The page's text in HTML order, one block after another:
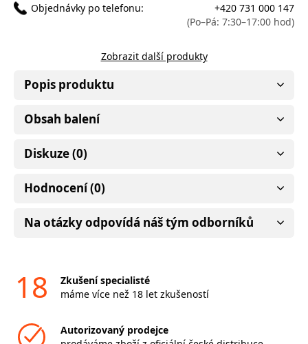
Objednávky po telefonu:
+420 731 000 147
(Po–Pá: 7:30–17:00 hod)
Zobrazit další produkty
Popis produktu
Obsah balení
Diskuze (0)
Hodnocení (0)
Na otázky odpovídá náš tým odborníků
18
Zkušení specialisté
máme více než 18 let zkušeností
Autorizovaný prodejce